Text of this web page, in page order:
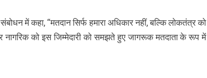
में कहा, “मतदान सिर्फ हमारा अधिकार नहीं, बल्कि लोकतंत्र को
नागरिक को इस जिम्मेदारी को समझते हुए जागरूक मतदाता के रूप में